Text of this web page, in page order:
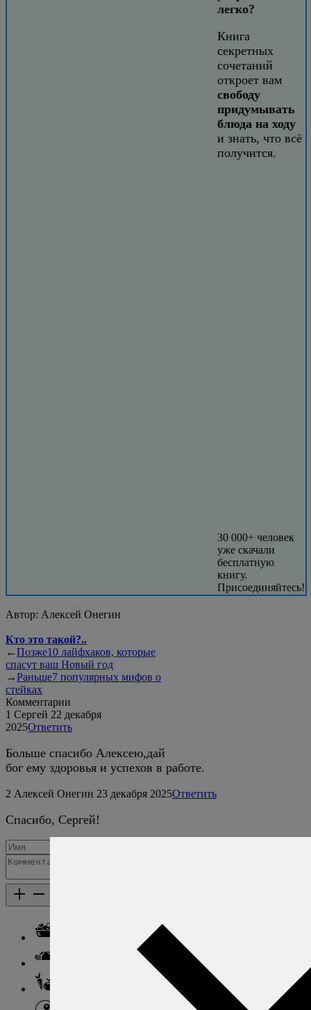
легко?
Книга
секретных
сочетаний
откроет вам
свободу
придумывать
блюда на ходу
и знать, что всё
получится.
30 000+ человек
уже скачали
бесплатную
книгу.
Присоединяйтесь!
Автор: Алексей Онегин
Кто это такой?..
←Позже10 лайфхаков, которые
спасут ваш Новый год
→Раньше7 популярных мифов о
стейках
Комментарии
1 Сергей 22 декабря
2025Ответить
Больше спасибо Алексею,дай
бог ему здоровья и успехов в работе.
2 Алексей Онегин 23 декабря 2025Ответить
Спасибо, Сергей!